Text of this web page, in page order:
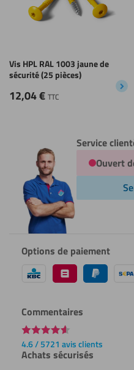
Vis HPL RAL 1003 jaune de
sécurité (25 pièces)
12,04€ TTC
Service
Ouvert
Options de paiement
Commentaires
4.6 / 5721 avis clients
Achats sécurisés